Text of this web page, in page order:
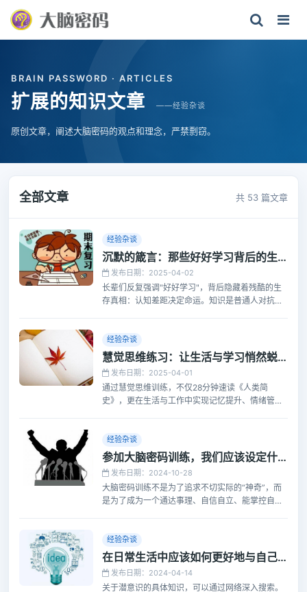
BRAIN PASSWORD · ARTICLES
扩展的知识文章 ——经验杂谈
原创文章，阐述大脑密码的观点和理念，严禁剽窃。
全部文章 共 53 篇文章
经验杂谈
沉默的箴言：那些好好学习背后的生存法则
发布日期：2025-04-02
长辈们反复强调"好好学习"，背后隐藏着残酷的生
存真相：认知差距决定命运。知识是普通人对抗不
是为了工作，更是为了构建精神免疫力，避免被情
绪和虚假信息操控。终身学习是成本最低、回报最
高的自我投资，也是应对不确定未来的唯一
经验杂谈
慧觉思维练习：让生活与学习悄然蜕变
发布日期：2025-04-01
通过慧觉思维训练，不仅28分钟速读《人类简
史》，更在生活与工作中实现记忆提升、情绪管
明了慧觉思维不是速成魔法，而是提升生活质量、
实现自我掌控的有效途径
经验杂谈
参加大脑密码训练，我们应该设定什么样的目标？
发布日期：2024-10-28
大脑密码训练不是为了追求不切实际的“神奇”，而
是为了成为一个通达事理、自信自立、能掌控自己
经验杂谈
在日常生活中应该如何更好地与自己的潜意识互动？
发布日期：2024-04-14
关于潜意识的具体知识，可以通过网络深入搜索。